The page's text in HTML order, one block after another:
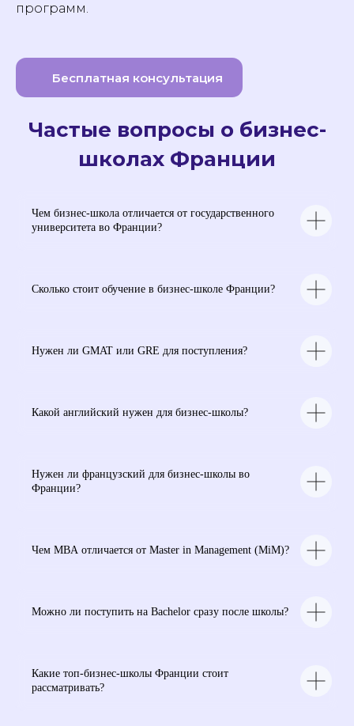
программ.
Бесплатная консультация
Частые вопросы о бизнес-
школах Франции
Чем бизнес-школа отличается от государственного
университета во Франции?
Сколько стоит обучение в бизнес-школе Франции?
Нужен ли GMAT или GRE для поступления?
Какой английский нужен для бизнес-школы?
Нужен ли французский для бизнес-школы во
Франции?
Чем MBA отличается от Master in Management (MiM)?
Можно ли поступить на Bachelor сразу после школы?
Какие топ-бизнес-школы Франции стоит
рассматривать?